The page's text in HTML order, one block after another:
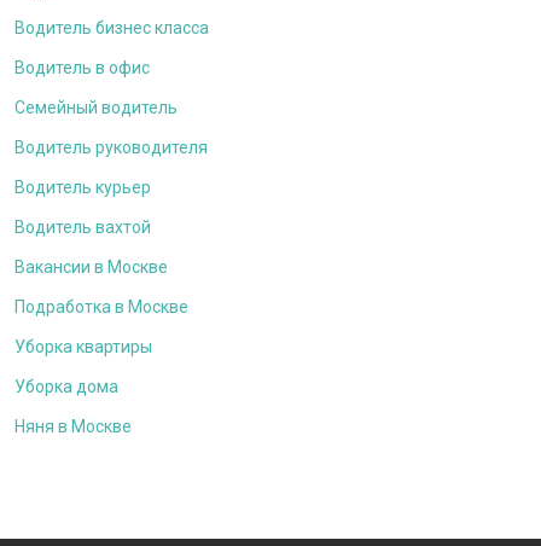
Водитель бизнес класса
Водитель в офис
Семейный водитель
Водитель руководителя
Водитель курьер
Водитель вахтой
Вакансии в Москве
Подработка в Москве
Уборка квартиры
Уборка дома
Няня в Москве